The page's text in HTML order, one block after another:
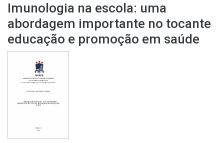
Imunologia na escola: uma
abordagem importante no tocante
educação e promoção em saúde